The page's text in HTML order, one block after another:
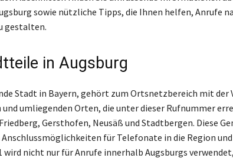
sowie nützliche Tipps, die Ihnen helfen, Anrufe
gestalten.
in Augsburg
Stadt in Bayern, gehört zum Ortsnetzbereich mit der
und umliegenden Orten, die unter dieser Rufnummer
Gersthofen, Neusäß und Stadtbergen. Diese
für Telefonate in die Region
wird nicht nur für Anrufe innerhalb Augsburgs